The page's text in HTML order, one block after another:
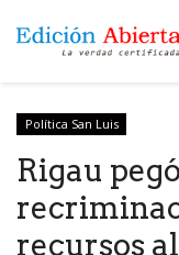
Política San Luis
Rigau
recursos